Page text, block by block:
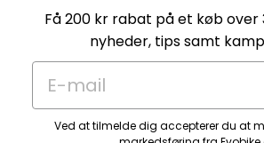
Få 200 kr rabat på et køb over
nyheder, tips samt
E-mail
Ved at tilmelde dig accepterer du at